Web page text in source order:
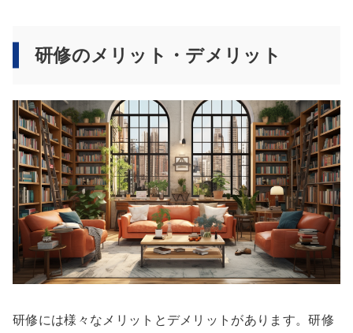
研修のメリット・デメリット
研修には様々なメリットとデメリットがあります。研修